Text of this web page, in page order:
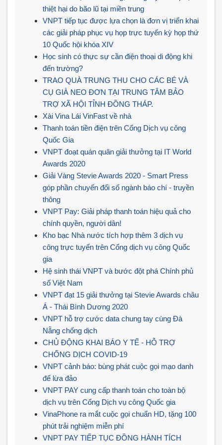
thiệt hại do bão lũ tại miền trung
VNPT tiếp tục được lựa chọn là đơn vị triển khai
các giải pháp phục vụ họp trực tuyến kỳ họp thứ
10 Quốc hội khóa XIV
Học sinh có thực sự cần điện thoại di động khi
đến trường?
TRAO QUÀ TRUNG THU CHO CÁC BÉ VÀ
CỤ GIÀ NEO ĐƠN TẠI TRUNG TÂM BẢO
TRỢ XÃ HỘI TỈNH ĐỒNG THÁP.
Xài Vina Lái VinFast về nhà
Thanh toán tiền điện trên Cổng Dịch vụ công
Quốc Gia
VNPT đoạt quán quân giải thưởng tại IT World
Awards 2020
Giải Vàng Stevie Awards 2020 - Smart Press
góp phần chuyển đổi số ngành báo chí - truyền
thông
VNPT Pay: Giải pháp thanh toán hiệu quả cho
chính quyền, người dân!
Kho bạc Nhà nước tích hợp thêm 3 dịch vụ
công trực tuyến trên Cổng dịch vụ công Quốc
gia
Hệ sinh thái VNPT và bước đột phá Chính phủ
số Việt Nam
VNPT đạt 15 giải thưởng tại Stevie Awards châu
Á - Thái Bình Dương 2020
VNPT hỗ trợ cước data chung tay cùng Đà
Nẵng chống dịch
CHỦ ĐỘNG KHAI BÁO Y TẾ - HỖ TRỢ
CHỐNG DỊCH COVID-19
VNPT cảnh báo: bùng phát cuộc gọi mạo danh
để lừa đảo
VNPT PAY cung cấp thanh toán cho toàn bộ
dịch vụ trên Cổng Dịch vụ công Quốc gia
VinaPhone ra mắt cuộc gọi chuẩn HD, tặng 100
phút trải nghiệm miễn phí
VNPT PAY TIẾP TỤC ĐỒNG HÀNH TÍCH